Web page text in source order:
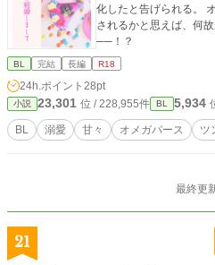
化したと告げられる。 オメガになったことで、優生に馬鹿に
されるかと思えば、何
──！？
BL 完結 長編 R18
24h.ポイント 28pt
小説 23,301 位 / 228,955件 BL 5,934
BL 溺愛 甘々 オメガバース ツ
最終更
21